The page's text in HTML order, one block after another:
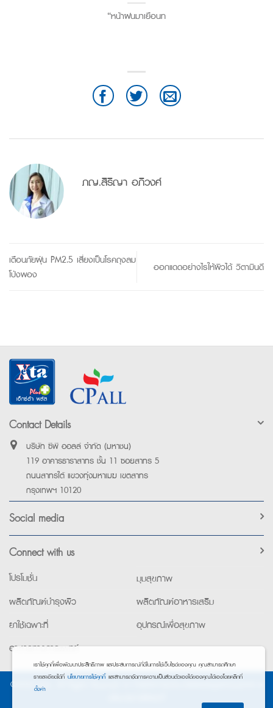
“หน้าฝนมาเยือนท
ภญ.สิริญา อภิวงศ์
เตือนภัยฝุ่น PM2.5 เสี่ยงเป็นโรคถุงลม
โป่งพอง
ออกแดดอย่างไรให้ผิวได้ วิตามินดี
Contact Details
บริษัท ซีพี ออลล์ จำกัด (มหาชน)
119 อาคารธาราสาทร ชั้น 11 ซอยสาทร 5
ถนนสาทรใต้ แขวงทุ่งมหาเมฆ เขตสาทร
กรุงเทพฯ 10120
Social media
Connect with us
โปรโมชั่น
มุมสุขภาพ
ผลิตภัณฑ์บำรุงผิว
ผลิตภัณฑ์อาหารเสริม
ยาใช้เฉพาะที่
อุปกรณ์เพื่อสุขภาพ
อาหารทางการแพทย์
©2026 Exta. All Rights Reserved. • การแจ้งการประมวลผลข้อมูลส่วนบุคคล
เราใช้คุกกี้เพื่อพัฒนาประสิทธิภาพ และประสบการณ์ที่ดีในการใช้เว็บไซต์ของคุณ คุณสามารถศึกษา
รายละเอียดได้ที่ นโยบายการใช้คุกกี้ และสามารถจัดการความเป็นส่วนตัวเองได้ของคุณได้เองโดยคลิกที่
ตั้งค่า